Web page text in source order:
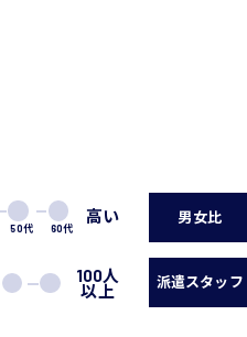
50代 60代
高い 男女比
100人
以上 派遣スタッフ